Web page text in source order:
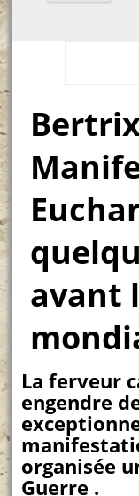
avant
La ferveur
engendre
organisée
Guerre .